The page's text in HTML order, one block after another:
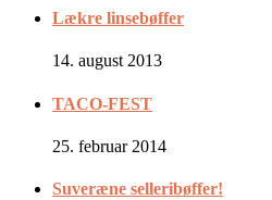
Lækre linsebøffer
14. august 2013
TACO-FEST
25. februar 2014
Suveræne selleribøffer!